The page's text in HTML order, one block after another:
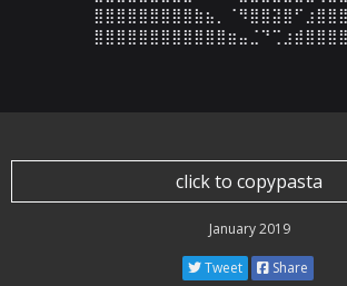
click to copypasta
January 2019
Tweet Share